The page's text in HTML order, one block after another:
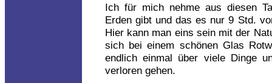
Ich für mich nehme aus diesen
Erden gibt und das es nur 9 Std.
Hier kann man eins sein mit der
sich bei einem schönen Glas
endlich einmal über viele Dinge
verloren gehen.